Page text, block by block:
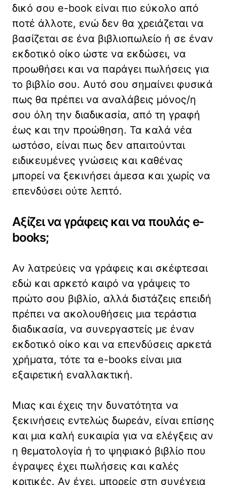
δικό σου e-book είναι πιο εύκολο από
ποτέ άλλοτε, ενώ δεν θα χρειάζεται να
βασίζεται σε ένα βιβλιοπωλείο ή σε έναν
εκδοτικό οίκο ώστε να εκδώσει, να
προωθήσει και να παράγει πωλήσεις για
το βιβλίο σου. Αυτό σου σημαίνει φυσικά
πως θα πρέπει να αναλάβεις μόνος/η
σου όλη την διαδικασία, από τη γραφή
έως και την προώθηση. Τα καλά νέα
ωστόσο, είναι πως δεν απαιτούνται
ειδικευμένες γνώσεις και καθένας
μπορεί να ξεκινήσει άμεσα και χωρίς να
επενδύσει ούτε λεπτό.
Αξίζει να γράφεις και να πουλάς e-
books;
Αν λατρεύεις να γράφεις και σκέφτεσαι
εδώ και αρκετό καιρό να γράψεις το
πρώτο σου βιβλίο, αλλά διστάζεις επειδή
πρέπει να ακολουθήσεις μια τεράστια
διαδικασία, να συνεργαστείς με έναν
εκδοτικό οίκο και να επενδύσεις αρκετά
χρήματα, τότε τα e-books είναι μια
εξαιρετική εναλλακτική.
Μιας και έχεις την δυνατότητα να
ξεκινήσεις εντελώς δωρεάν, είναι επίσης
και μια καλή ευκαιρία για να ελέγξεις αν
η θεματολογία ή το ψηφιακό βιβλίο που
έγραψες έχει πωλήσεις και καλές
κριτικές. Αν έχει, μπορείς στη συνέχεια